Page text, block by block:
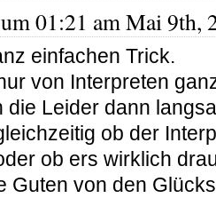
01:21 am Mai 9th,
einfachen Trick.
von Interpreten
die Leider dann
ob der
ob ers wirklich
Guten von den